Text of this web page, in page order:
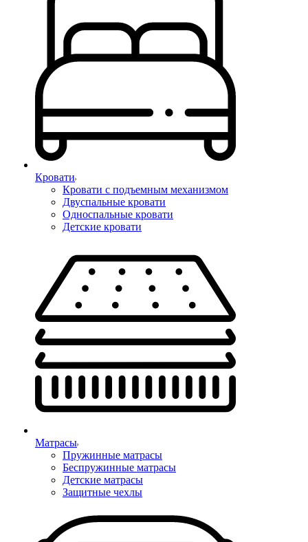
Кровати
Кровати с подъемным механизмом
Двуспальные кровати
Односпальные кровати
Детские кровати
Матрасы
Пружинные матрасы
Беспружинные матрасы
Детские матрасы
Защитные чехлы